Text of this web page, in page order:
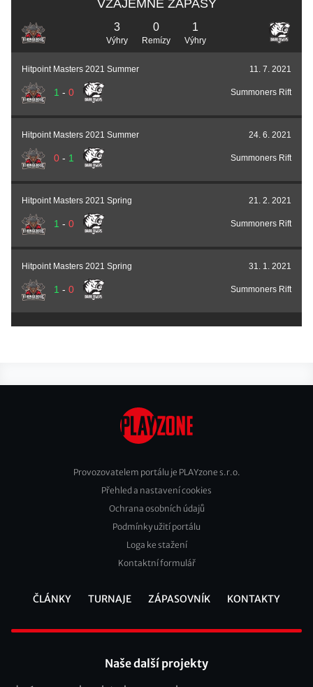
VZÁJEMNÉ ZÁPASY
3
Výhry
0
Remízy
1
Výhry
Hitpoint Masters 2021 Summer 11. 7. 2021
1 - 0 Summoners Rift
Hitpoint Masters 2021 Summer 24. 6. 2021
0- 1 Summoners Rift
Hitpoint Masters 2021 Spring 21. 2. 2021
1 - 0 Summoners Rift
Hitpoint Masters 2021 Spring 31. 1. 2021
1 - 0 Summoners Rift
Footer
Provozovatelem portálu je PLAYzone s.r.o.
Přehled a nastavení cookies
Ochrana osobních údajů
Podmínky užití portálu
Loga ke stažení
Kontaktní formulář
ČLÁNKY TURNAJE ZÁPASOVNÍK KONTAKTY
Naše další projekty